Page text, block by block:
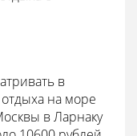
в
на море
в Ларнаку